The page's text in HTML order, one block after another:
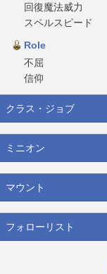
回復魔法威力
スペルスピード
Role
不屈
信仰
クラス・ジョブ
ミニオン
マウント
フォローリスト